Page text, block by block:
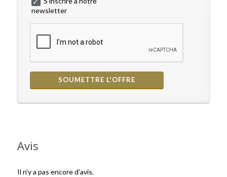
newsletter
Avis
Il n’y a pas encore d’avis.